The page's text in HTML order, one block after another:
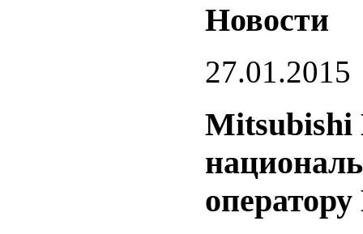
Новости
27.01.2015
Mitsubishi